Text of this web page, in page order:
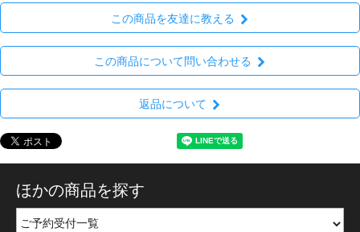
この商品を友達に教える
この商品について問い合わせる
返品について
ほかの商品を探す